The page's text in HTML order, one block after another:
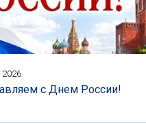
с Днем России!